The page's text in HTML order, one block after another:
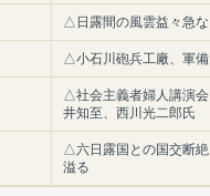
△日露間の風雲益々急
△小石川砲兵工廠、軍
△社会主義者婦人講演
井知至、西川光二郎氏
△六日露国との国交断
溢る